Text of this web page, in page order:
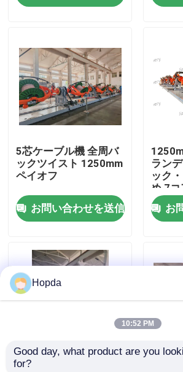
製品
ビデオ
工場 ツアー
品質管理
連絡 ください
ニュース
引金 を 求め て ください
5芯ケーブル機 全周バ
ックツイスト 1250mm
ペイオフ
お問い合わせを送信
ラン
ック
め,7
ル用
お
1600mm 1+6 PLC ボウ
Hopda
10:52 PM
Good day, what product are you
for?